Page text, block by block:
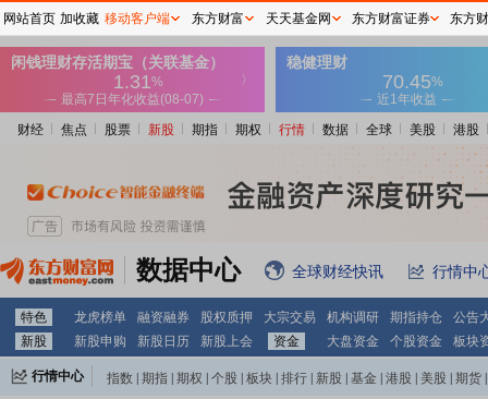
财经 焦点 股票 新股 期指 期权 行情 数据 全球 美股 港股
数据中心 全球财经快讯 行情中
特色 龙虎榜单 融资融券 股权质押 大宗交易 机构调研 期指持仓
公告
新股
新股申购 新股日历 新股上会 资金 大盘资金 个股资金 板块
行情中心 指数 期指 期权 个股 板块 排行 新股 基金 港股 美股 期货
网站首页 加收藏 移动客户端 东方财富 天天基金网 东方财富证券 东方